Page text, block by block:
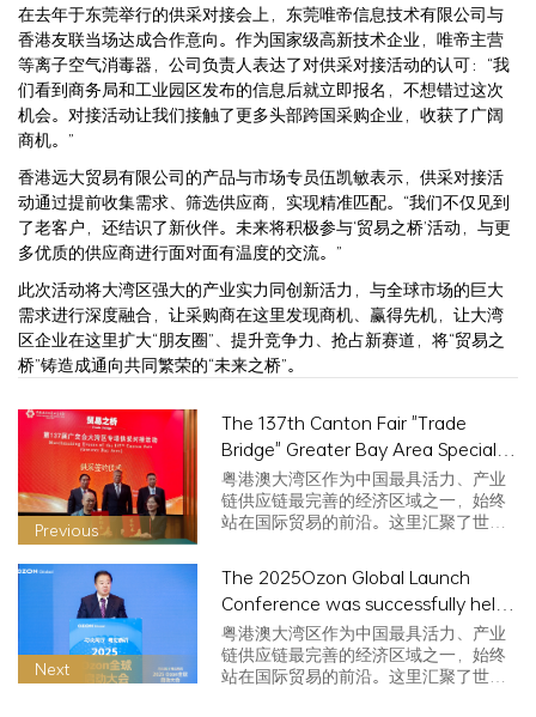
在去年于东莞举行的供采对接会上，东莞唯帝信息技术有限公司与
香港友联当场达成合作意向。作为国家级高新技术企业，唯帝主营
等离子空气消毒器，公司负责人表达了对供采对接活动的认可：“我
们看到商务局和工业园区发布的信息后就立即报名，不想错过这次
机会。对接活动让我们接触了更多头部跨国采购企业，收获了广阔
商机。”
香港远大贸易有限公司的产品与市场专员伍凯敏表示，供采对接活
动通过提前收集需求、筛选供应商，实现精准匹配。“我们不仅见到
了老客户，还结识了新伙伴。未来将积极参与‘贸易之桥’活动，与更
多优质的供应商进行面对面有温度的交流。”
此次活动将大湾区强大的产业实力同创新活力，与全球市场的巨大
需求进行深度融合，让采购商在这里发现商机、赢得先机，让大湾
区企业在这里扩大“朋友圈”、提升竞争力、抢占新赛道，将“贸易之
桥”铸造成通向共同繁荣的“未来之桥”。
Previous
The 137th Canton Fair "Trade
Bridge" Greater Bay Area Special
Supply and Demand Matching
Event was successfully held
粤港澳大湾区作为中国最具活力、产业
链供应链最完善的经济区域之一，始终
站在国际贸易的前沿。这里汇聚了世界
Next
The 2025Ozon Global Launch
Conference was successfully held,
jointly exploring new opportunities
in cross-border e-commerce
粤港澳大湾区作为中国最具活力、产业
链供应链最完善的经济区域之一，始终
站在国际贸易的前沿。这里汇聚了世界